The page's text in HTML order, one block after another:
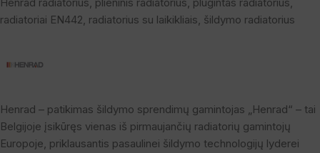
radiatoriai EN442 radiatorius su laikikliais šildymo radiatorius
Henrad – patikimas šildymo sprendimų gamintojas „Henrad“ – tai
Belgijoje įsikūręs vienas iš pirmaujančių radiatorių gamintojų
Europoje, priklausantis pasaulinei šildymo technologijų lyderei